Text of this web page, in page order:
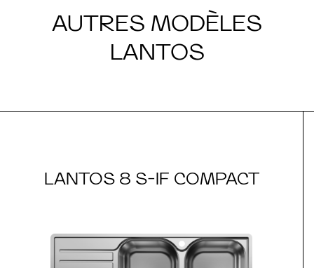
AUTRES MODÈLES
LANTOS
LANTOS 8 S-IF COMPACT